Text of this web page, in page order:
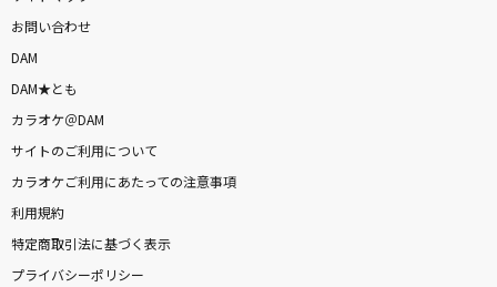
お問い合わせ
DAM
DAM★とも
カラオケ＠DAM
サイトのご利用について
カラオケご利用にあたっての注意事項
利用規約
特定商取引法に基づく表示
プライバシーポリシー